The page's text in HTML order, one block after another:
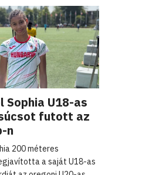
Sophia U18-as
futott az
n
200 méteres
a saját U18-as